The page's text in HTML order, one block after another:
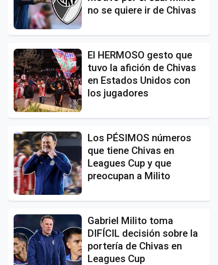
no se quiere ir de Chivas
El HERMOSO gesto que
tuvo la afición de Chivas
en Estados Unidos con
los jugadores
Los PÉSIMOS números
que tiene Chivas en
Leagues Cup y que
preocupan a Milito
Gabriel Milito toma
DIFÍCIL decisión sobre la
portería de Chivas en
Leagues Cup